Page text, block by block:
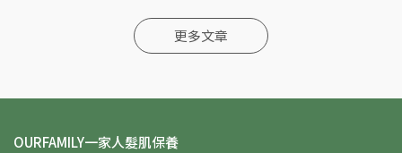
更多文章
OURFAMILY一家人髮肌保養